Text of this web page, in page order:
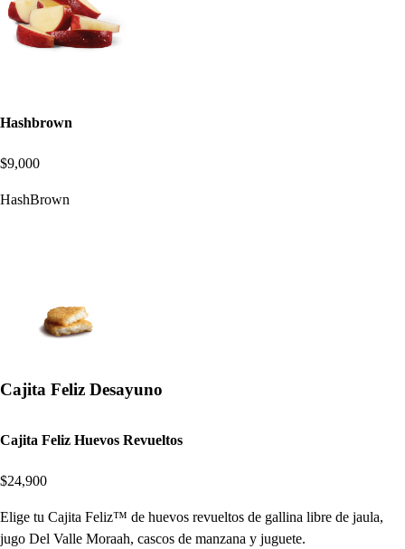
Hashbrown
$9,000
HashBrown
Cajita Feliz Desayuno
Cajita Feliz Huevos Revueltos
$24,900
Elige tu Cajita Feliz™ de huevos revueltos de gallina libre de jaula,
jugo Del Valle Moraah, cascos de manzana y juguete.